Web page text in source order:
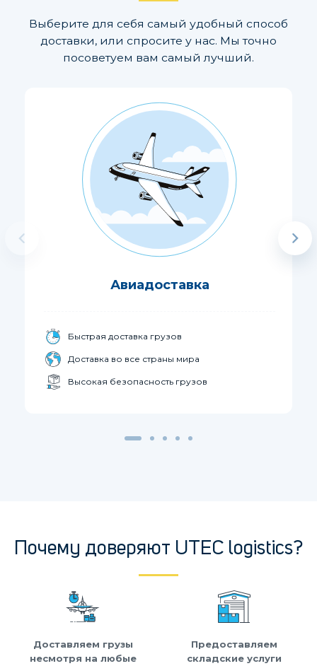
Выберите для себя самый удобный способ
доставки, или спросите у нас. Мы точно
посоветуем вам самый лучший.
Авиадоставка
Быстрая доставка грузов
Доставка во все страны мира
Высокая безопасность грузов
Почему доверяют UTEC logistics?
Доставляем грузы
несмотря на любые
Предоставляем
складские услуги